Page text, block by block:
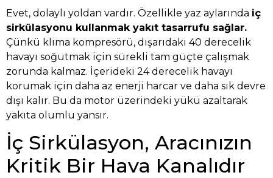
Evet, dolaylı yoldan vardır. Özellikle yaz aylarında iç
sirkülasyonu kullanmak yakıt tasarrufu sağlar.
Çünkü klima kompresörü, dışarıdaki 40 derecelik
havayı soğutmak için sürekli tam güçte çalışmak
zorunda kalmaz. İçerideki 24 derecelik havayı
korumak için daha az enerji harcar ve daha sık devre
dışı kalır. Bu da motor üzerindeki yükü azaltarak
yakıta olumlu yansır.
İç Sirkülasyon, Aracınızın
Kritik Bir Hava Kanalıdır